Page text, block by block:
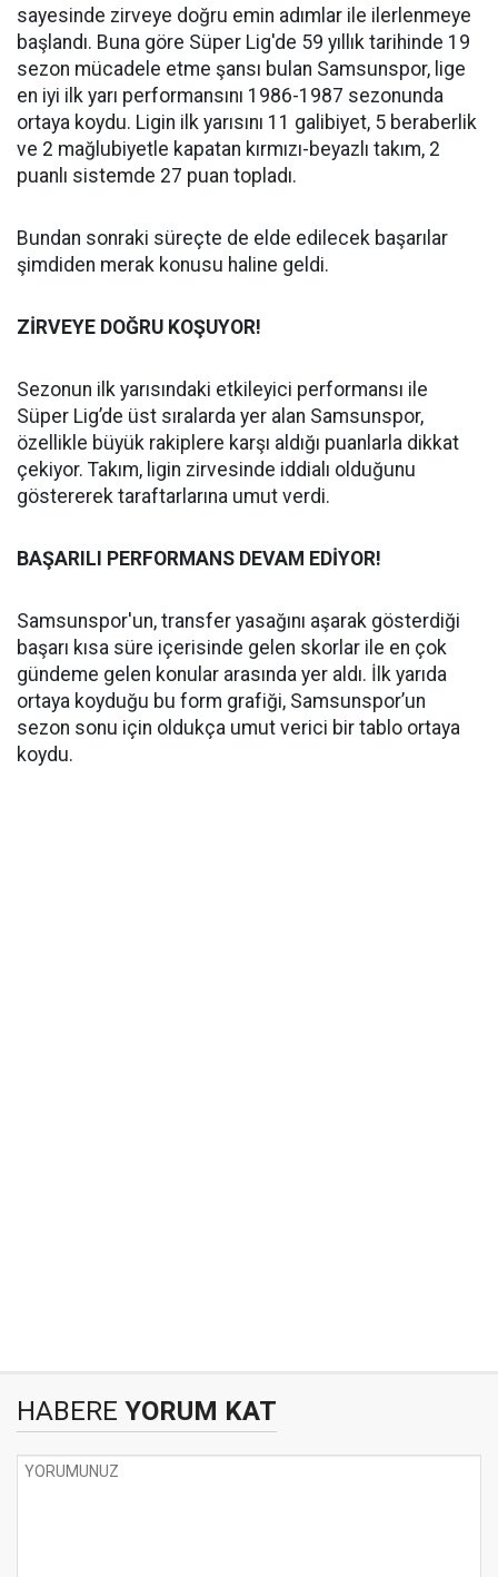
sayesinde zirveye doğru emin adımlar ile ilerlenmeye
başlandı. Buna göre Süper Lig'de 59 yıllık tarihinde 19
sezon mücadele etme şansı bulan Samsunspor, lige
en iyi ilk yarı performansını 1986-1987 sezonunda
ortaya koydu. Ligin ilk yarısını 11 galibiyet, 5 beraberlik
ve 2 mağlubiyetle kapatan kırmızı-beyazlı takım, 2
puanlı sistemde 27 puan topladı.
Bundan sonraki süreçte de elde edilecek başarılar
şimdiden merak konusu haline geldi.
ZİRVEYE DOĞRU KOŞUYOR!
Sezonun ilk yarısındaki etkileyici performansı ile
Süper Lig’de üst sıralarda yer alan Samsunspor,
özellikle büyük rakiplere karşı aldığı puanlarla dikkat
çekiyor. Takım, ligin zirvesinde iddialı olduğunu
göstererek taraftarlarına umut verdi.
BAŞARILI PERFORMANS DEVAM EDİYOR!
Samsunspor'un, transfer yasağını aşarak gösterdiği
başarı kısa süre içerisinde gelen skorlar ile en çok
gündeme gelen konular arasında yer aldı. İlk yarıda
ortaya koyduğu bu form grafiği, Samsunspor’un
sezon sonu için oldukça umut verici bir tablo ortaya
koydu.
HABERE YORUM KAT